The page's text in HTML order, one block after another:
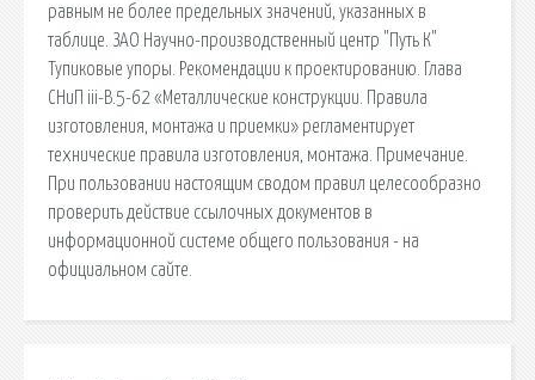
равным не более предельных значений, указанных в
таблице. ЗАО Научно-производственный центр "Путь К"
Тупиковые упоры. Рекомендации к проектированию. Глава
СНиП iii-В.5-62 «Металлические конструкции. Правила
изготовления, монтажа и приемки» регламентирует
технические правила изготовления, монтажа. Примечание.
При пользовании настоящим сводом правил целесообразно
проверить действие ссылочных документов в
информационной системе общего пользования - на
официальном сайте.